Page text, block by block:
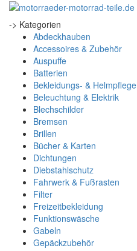
-> Kategorien
Abdeckhauben
Accessoires & Zubehör
Auspuffe
Batterien
Bekleidungs- & Helmpflege
Beleuchtung & Elektrik
Blechschilder
Bremsen
Brillen
Bücher & Karten
Dichtungen
Diebstahlschutz
Fahrwerk & Fußrasten
Filter
Freizeitbekleidung
Funktionswäsche
Gabeln
Gepäckzubehör